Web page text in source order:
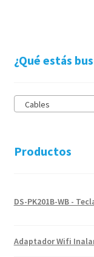
¿Qué estás
Cables
Productos
DS-PK201B-WB -
Adaptador Wifi